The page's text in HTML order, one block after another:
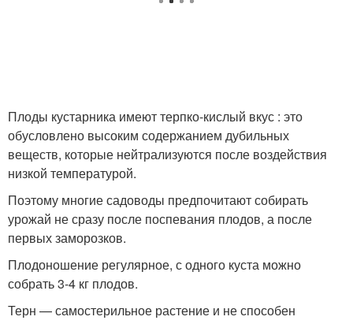
Плоды кустарника имеют терпко-кислый вкус : это
обусловлено высоким содержанием дубильных
веществ, которые нейтрализуются после воздействия
низкой температурой.
Поэтому многие садоводы предпочитают собирать
урожай не сразу после поспевания плодов, а после
первых заморозков.
Плодоношение регулярное, с одного куста можно
собрать 3-4 кг плодов.
Терн — самостерильное растение и не способен